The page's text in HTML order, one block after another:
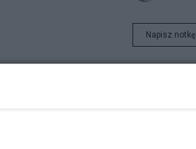
Napisz notkę